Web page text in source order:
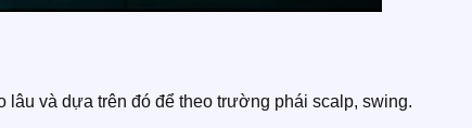
lâu và dựa trên đó để theo trường phái scalp, swing.